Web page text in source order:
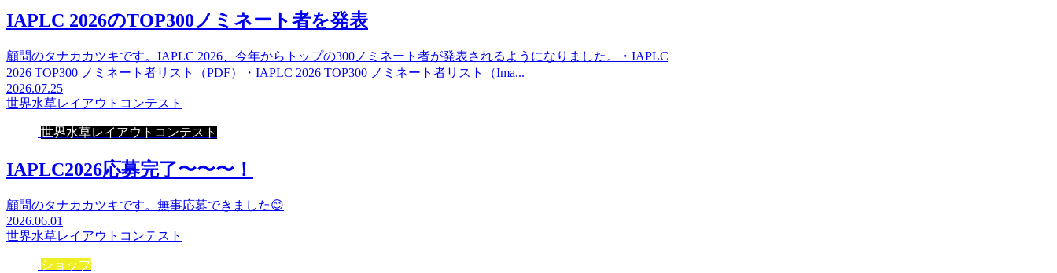
IAPLC 2026のTOP300ノミネート者を発表
顧問のタナカカツキです。IAPLC 2026、今年からトップの300ノミネート者が発表されるようになりました。・IAPLC
2026 TOP300 ノミネート者リスト（PDF）・IAPLC 2026 TOP300 ノミネート者リスト（Ima...
2026.07.25
世界水草レイアウトコンテスト
世界水草レイアウトコンテスト
IAPLC2026応募完了〜〜〜！
顧問のタナカカツキです。無事応募できました😊
2026.06.01
世界水草レイアウトコンテスト
ショップ